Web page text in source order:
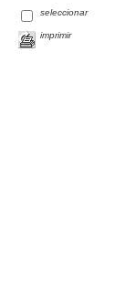
seleccionar
imprimir